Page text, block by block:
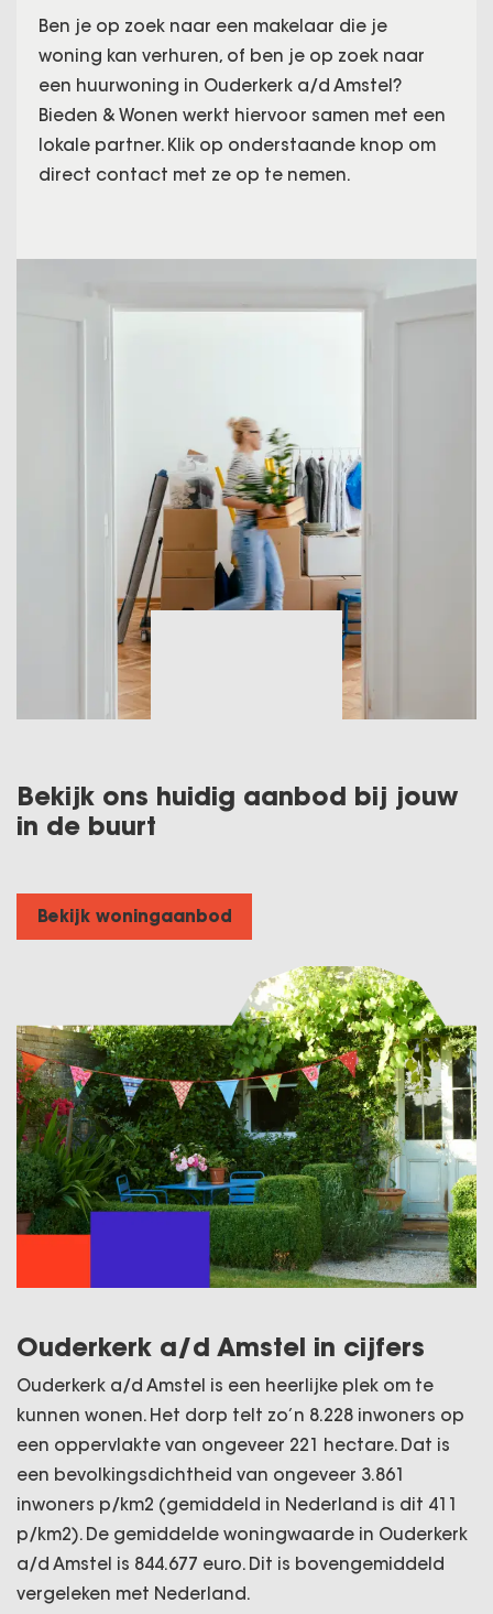
Ben je op zoek naar een makelaar die je
woning kan verhuren, of ben je op zoek naar
een huurwoning in Ouderkerk a/d Amstel?
Bieden & Wonen werkt hiervoor samen met een
lokale partner. Klik op onderstaande knop om
direct contact met ze op te nemen.
Bekijk ons huidig aanbod bij jouw
in de buurt
Bekijk woningaanbod
Ouderkerk a/d Amstel in cijfers
Ouderkerk a/d Amstel is een heerlijke plek om te
kunnen wonen. Het dorp telt zo’n 8.228 inwoners op
een oppervlakte van ongeveer 221 hectare. Dat is
een bevolkingsdichtheid van ongeveer 3.861
inwoners p/km2 (gemiddeld in Nederland is dit 411
p/km2). De gemiddelde woningwaarde in Ouderkerk
a/d Amstel is 844.677 euro. Dit is bovengemiddeld
vergeleken met Nederland.